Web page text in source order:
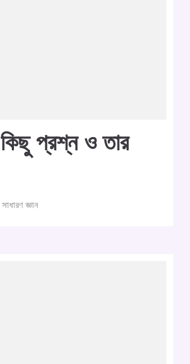
প্রশ্ন ও তার
জ্ঞান